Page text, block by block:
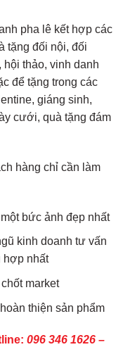
pha lê kết hợp các
tặng đối nội, đối
thảo, vinh danh
để tặng trong các
giáng sinh,
cưới, quà tặng đám
hàng chỉ cần làm
bức ảnh đẹp nhất
kinh doanh tư vấn
hợp nhất
market
thiện sản phẩm
096 346 1626 –